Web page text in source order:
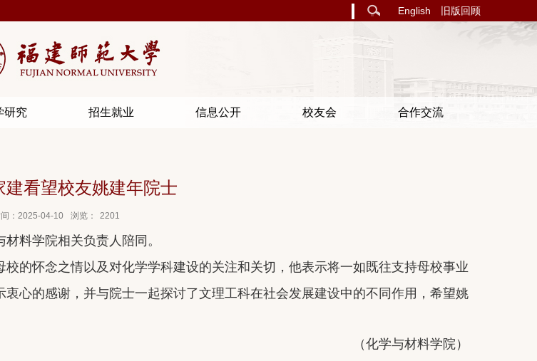
English 旧版回顾
研究 招生就业 信息公开 校友会 合作交流
建看望校友姚建年院士
间：2025-04-10 浏览： 2201
材料学院相关负责人 陪同。
校的怀念之情以及对化学学科建设的关注和关切， 他表示将一如既往支持母校事业
衷心的感谢，并与院士一起探讨了文理工科在社会发展建设中的不同作用，希望姚
（化学与材料学院）